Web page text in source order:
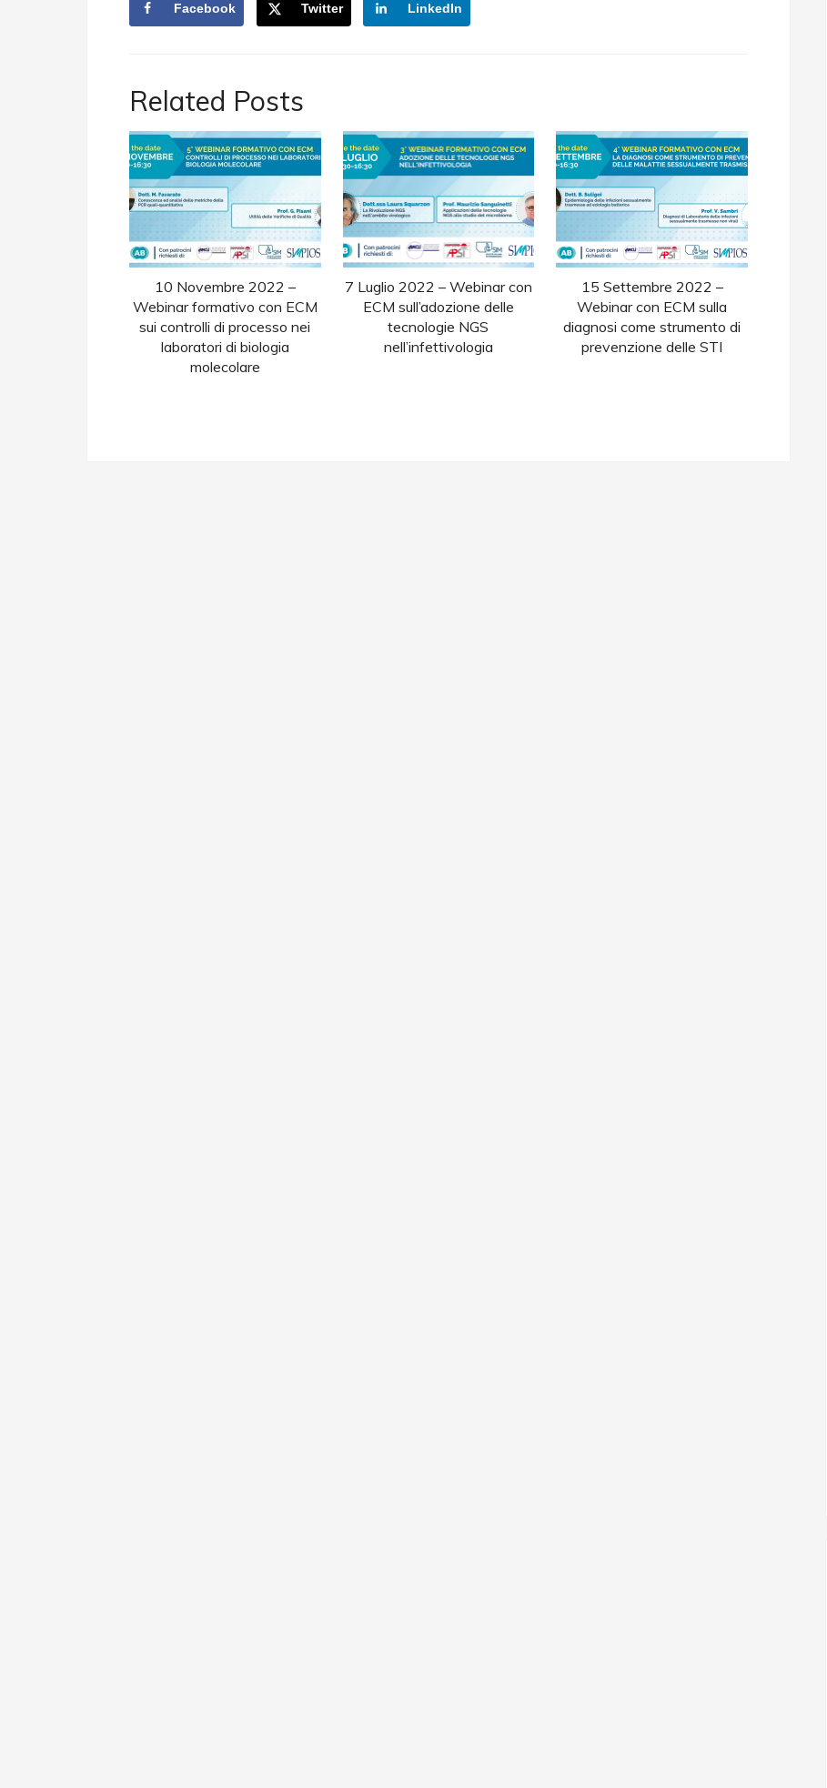
Facebook Twitter LinkedIn
Related Posts
10 Novembre 2022 –
Webinar formativo con ECM
sui controlli di processo nei
laboratori di biologia
molecolare
7 Luglio 2022 – Webinar con
ECM sull’adozione delle
tecnologie NGS
nell’infettivologia
15 Settembre 2022 –
Webinar con ECM sulla
diagnosi come strumento di
prevenzione delle STI